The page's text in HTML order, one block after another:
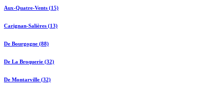
Aux-Quatre-Vents (15)
Carignan-Salières (13)
De Bourgogne (88)
De La Broquerie (32)
De Montarville (32)